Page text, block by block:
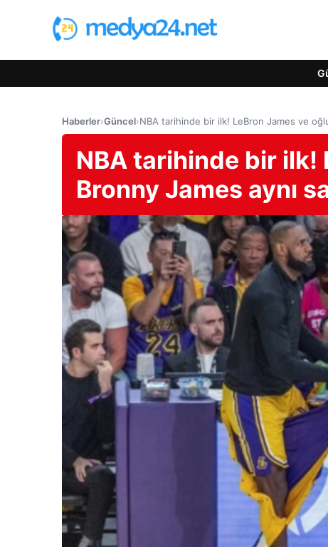
Haberler›Güncel›NBA tarihinde bir ilk! LeBron James ve
NBA tarihinde bir ilk!
Bronny James aynı